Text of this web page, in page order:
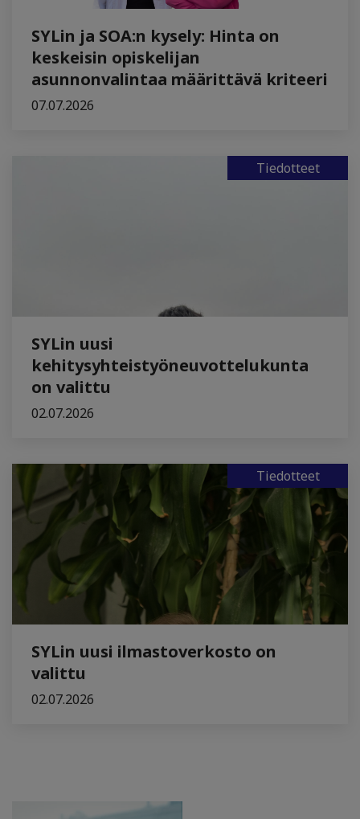
SYLin ja SOA:n kysely: Hinta on
keskeisin opiskelijan
asunnonvalintaa määrittävä kriteeri
07.07.2026
Tiedotteet
SYLin uusi
kehitysyhteistyöneuvottelukunta
on valittu
02.07.2026
Tiedotteet
SYLin uusi ilmastoverkosto on
valittu
02.07.2026